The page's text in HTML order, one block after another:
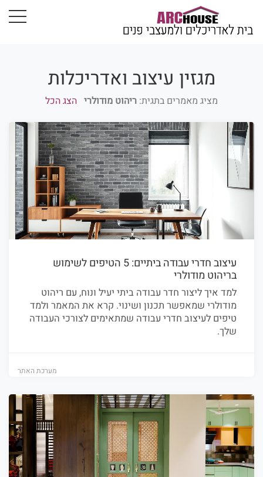
מגזין עיצוב ואדריכלות
מציג מאמרים בתגית: ריהוט מודולרי הצג הכל
עיצוב חדרי עבודה ביתיים: 5 הטיפים לשימוש
בריהוט מודולרי
למד איך ליצור חדר עבודה ביתי יעיל ונוח, עם ריהוט
מודולרי שמאפשר תכנון ושינוי. קרא את המאמר ולמד
טיפים לעיצוב חדרי עבודה שמתאימים לצורכי העבודה
שלך.
מערכת האתר